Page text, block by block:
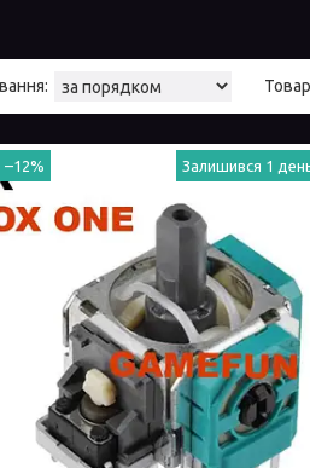
–12% Залишився 1